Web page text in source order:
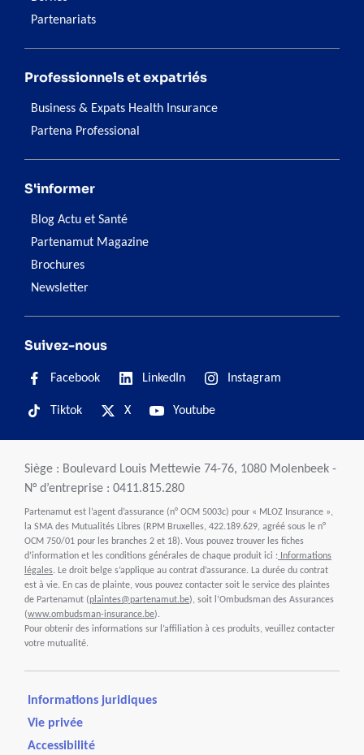
Partenariats
Professionnels et expatriés
Business & Expats Health Insurance
Partena Professional
S'informer
Blog Actu et Santé
Partenamut Magazine
Brochures
Newsletter
Suivez-nous
Facebook LinkedIn Instagram
Tiktok X Youtube
Siège : Boulevard Louis Mettewie 74-76, 1080 Molenbeek -
N° d’entreprise : 0411.815.280
Partenamut est l’agent d’assurance (n° OCM 5003c) pour « MLOZ Insurance »,
la SMA des Mutualités Libres (RPM Bruxelles, 422.189.629, agréé sous le n°
OCM 750/01 pour les branches 2 et 18). Vous pouvez trouver les fiches
d’information et les conditions générales de chaque produit ici : Informations
légales. Le droit belge s’applique au contrat d’assurance. La durée du contrat
est à vie. En cas de plainte, vous pouvez contacter soit le service des plaintes
de Partenamut (plaintes@partenamut.be), soit l’Ombudsman des Assurances
(www.ombudsman-insurance.be).
Pour obtenir des informations sur l’affiliation à ces produits, veuillez contacter
votre mutualité.
Informations juridiques
Vie privée
Accessibilité